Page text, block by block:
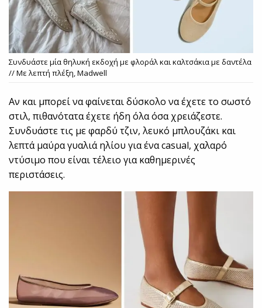
Συνδυάστε μία θηλυκή εκδοχή με φλοράλ και καλτσάκια με δαντέλα
// Με λεπτή πλέξη, Madwell
Αν και μπορεί να φαίνεται δύσκολο να έχετε το σωστό
στιλ, πιθανότατα έχετε ήδη όλα όσα χρειάζεστε.
Συνδυάστε τις με φαρδύ τζιν, λευκό μπλουζάκι και
λεπτά μαύρα γυαλιά ηλίου για ένα casual, χαλαρό
ντύσιμο που είναι τέλειο για καθημερινές
περιστάσεις.